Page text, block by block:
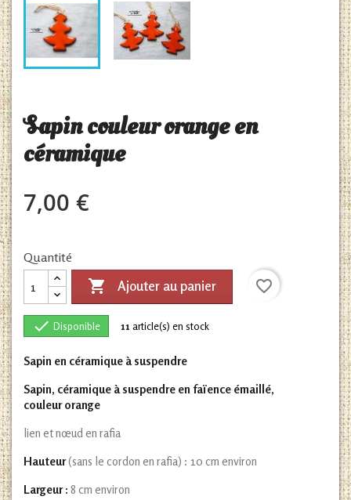
Sapin couleur orange en
céramique
7,00 €
Quantité
 Ajouter au panier favorite_border
 Disponible 11 article(s) en stock
Sapin en céramique à suspendre
Sapin, céramique à suspendre en faïence émaillé,
couleur orange
lien et nœud en rafia
Hauteur(sans le cordon en rafia) : 10 cm environ
Largeur : 8 cm environ